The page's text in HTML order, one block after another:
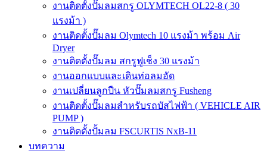
งานติดตั้งปั๊มลมสกรู OLYMTECH OL22-8 ( 30
แรงม้า )
งานติดตั้งปั๊มลม Olymtech 10 แรงม้า พร้อม Air
Dryer
งานติดตั้งปั๊มลม สกรูฟูเช็ง 30 แรงม้า
งานออกแบบและเดินท่อลมอัด
งานเปลี่ยนลูกปืน หัวปั๊มลมสกรู Fusheng
งานติดตั้งปั๊มลมสำหรับรถบัสไฟฟ้า ( VEHICLE AIR
PUMP )
งานติดตั้งปั้มลม FSCURTIS NxB-11
บทความ